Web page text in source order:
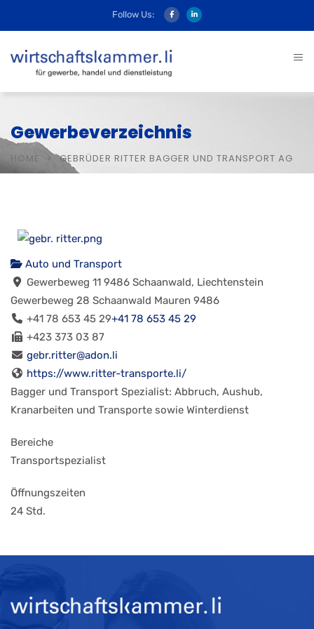
Follow Us:
Gewerbeverzeichnis
HOME GEBRÜDER RITTER BAGGER UND TRANSPORT AG
Auto und Transport
Gewerbeweg 11 9486 Schaanwald, Liechtenstein
Gewerbeweg 28 Schaanwald Mauren 9486
+41 78 653 45 29+41 78 653 45 29
+423 373 03 87
gebr.ritter@adon.li
https://www.ritter-transporte.li/
Bagger und Transport Spezialist: Abbruch, Aushub,
Kranarbeiten und Transporte sowie Winterdienst
Bereiche
Transportspezialist
Öffnungszeiten
24 Std.